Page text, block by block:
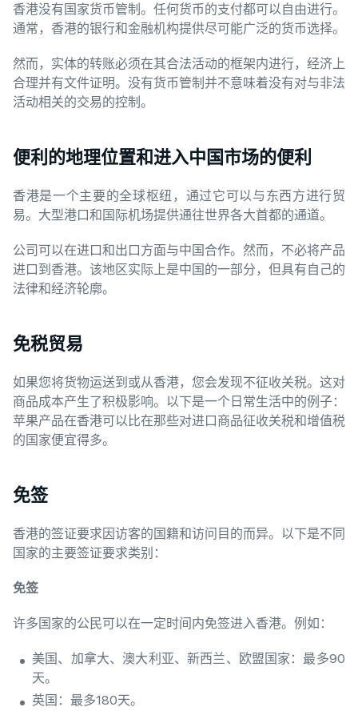
香港没有国家货币管制。任何货币的支付都可以自由进行。
通常，香港的银行和金融机构提供尽可能广泛的货币选择。
然而，实体的转账必须在其合法活动的框架内进行，经济上
合理并有文件证明。没有货币管制并不意味着没有对与非法
活动相关的交易的控制。
便利的地理位置和进入中国市场的便利
香港是一个主要的全球枢纽，通过它可以与东西方进行贸
易。大型港口和国际机场提供通往世界各大首都的通道。
公司可以在进口和出口方面与中国合作。然而，不必将产品
进口到香港。该地区实际上是中国的一部分，但具有自己的
法律和经济轮廓。
免税贸易
如果您将货物运送到或从香港，您会发现不征收关税。这对
商品成本产生了积极影响。以下是一个日常生活中的例子：
苹果产品在香港可以比在那些对进口商品征收关税和增值税
的国家便宜得多。
免签
香港的签证要求因访客的国籍和访问目的而异。以下是不同
国家的主要签证要求类别：
免签
许多国家的公民可以在一定时间内免签进入香港。例如：
美国、加拿大、澳大利亚、新西兰、欧盟国家：最多90
天。
英国：最多180天。